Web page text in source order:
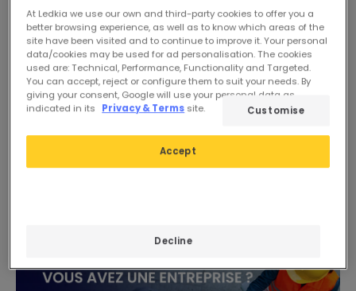
15,99 €
4)
Moulure Corniche 2m pour
Ruban LED SVARO 60
11,89 €
Moulure Murale 2m pour
24/48h
At Ledkia we use our own and third-party cookies to offer you a
better browsing experience, as well as to know which areas of the
site have been visited and to continue to improve it. Your personal
data/cookies may be used for ad personalisation. The cookies
used are: Technical, Performance, Functionality and Targeted.
You can accept, reject or configure them to suit your needs. By
giving your consent, Google will use your personal data as
indicated in its
Privacy & Terms site.
Decline
Accept
Customise